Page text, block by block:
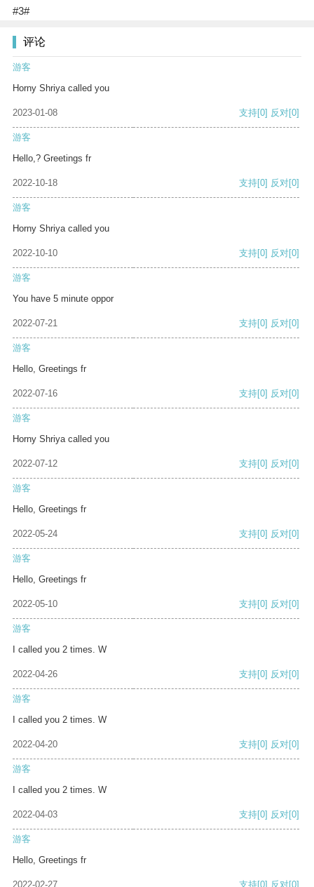
#3#
评论
游客
Horny Shriya called you
2023-01-08 支持[0] 反对[0]
游客
Hello,? Greetings fr
2022-10-18 支持[0] 反对[0]
游客
Horny Shriya called you
2022-10-10 支持[0] 反对[0]
游客
You have 5 minute oppor
2022-07-21 支持[0] 反对[0]
游客
Hello, Greetings fr
2022-07-16 支持[0] 反对[0]
游客
Horny Shriya called you
2022-07-12 支持[0] 反对[0]
游客
Hello, Greetings fr
2022-05-24 支持[0] 反对[0]
游客
Hello, Greetings fr
2022-05-10 支持[0] 反对[0]
游客
I called you 2 times. W
2022-04-26 支持[0] 反对[0]
游客
I called you 2 times. W
2022-04-20 支持[0] 反对[0]
游客
I called you 2 times. W
2022-04-03 支持[0] 反对[0]
游客
Hello, Greetings fr
2022-02-27 支持[0] 反对[0]